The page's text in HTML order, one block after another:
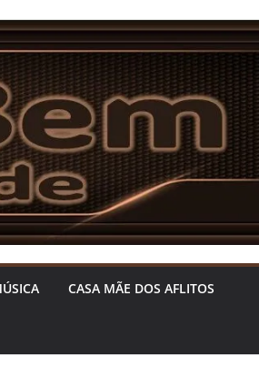
CASA MÃE DOS AFLITOS